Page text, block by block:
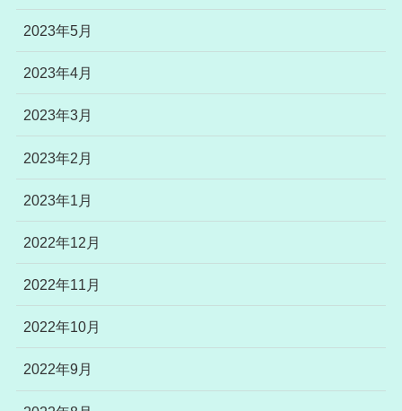
2023年5月
2023年4月
2023年3月
2023年2月
2023年1月
2022年12月
2022年11月
2022年10月
2022年9月